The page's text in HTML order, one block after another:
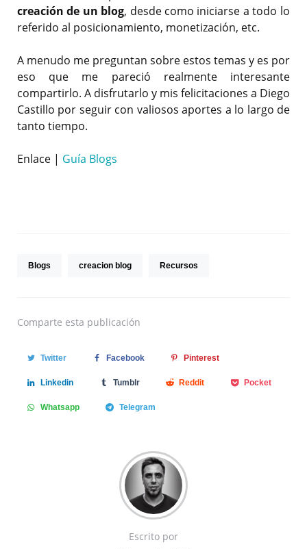
creación de un blog, desde como iniciarse a todo lo
referido al posicionamiento, monetización, etc.
A menudo me preguntan sobre estos temas y es por
eso que me pareció realmente interesante
compartirlo. A disfrutarlo y mis felicitaciones a Diego
Castillo por seguir con valiosos aportes a lo largo de
tanto tiempo.
Enlace | Guía Blogs
Blogs creacion blog Recursos
Comparte esta publicación
Twitter Facebook Pinterest
Linkedin Tumblr Reddit Pocket
Whatsapp Telegram
Escrito por